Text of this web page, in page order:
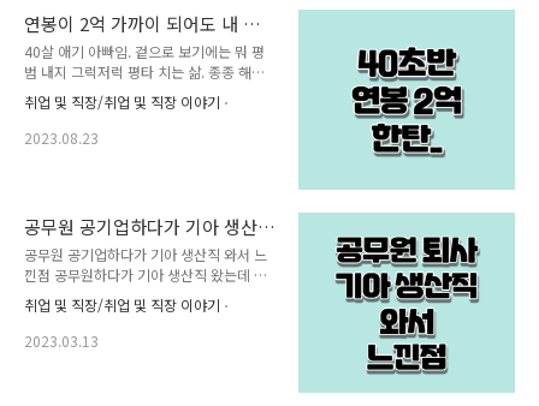
에 계신분들을 위해서 정보관리기술사 서브
노트를 작성했습니다. 정보관리기술사는 특
히 기존 기출문제가 60~70% 출제되기때
문에 반드시 기존 기출문제를 정리하고 가
셔야됩니다. (서브노트 총 토픽수 646개 /
총 페이지수 2014페이지 정리 완료!!) 제가
공부할 때는 이러한 서브노트 자료가 없어
연봉이 2억 가까이 되어도 내 삶
은 여기까지구나 하는 절망이 든
다[펌자료]
40살 애기 아빠임. 겉으로 보기에는 뭐 평
범 내지 그럭저럭 평타 치는 삶. 종종 해외
출장도 있고. 대략 연봉은 2억 가까이. 작년
에는 세전 2억 중반 받았고 올해는 현재 추
세면 2억 내지 1억 후반대 가능해보임 서울
다. 근데 참 요새 절망을 느낀다. 내가 아무
리 연봉을 올려도 세금을 40%를 강탈 당하
는한 근로소득으로 내 삶과 팔자를 바꾸지
를 못한다. 그나마 나는 내가 일하고 실적
해오는 만큼 (보험 아닙니다. 기술영업입니
다.) 내 소득을 올릴 수 있는 몇 안되는 직종
임. 가령 회사에서 HR, 기획 , 관리 등 이런
취업 및 직장/취업 및 직장 이야기
2023.08.23
공무원 공기업하다가 기아 생산
직 와서 느낀점
공무원 공기업하다가 기아 생산직 와서 느
낀점 공무원하다가 기아 생산직 왔는데 일
단 결론부터 말하자면 대만족입니다 1. 복
지와 실연봉 똑같은 연봉이어도 현대기아차
가 실연봉이 훨씬 높아요 이유는 기본 복지
취업 및 직장/취업 및 직장 이야기
2023.03.13